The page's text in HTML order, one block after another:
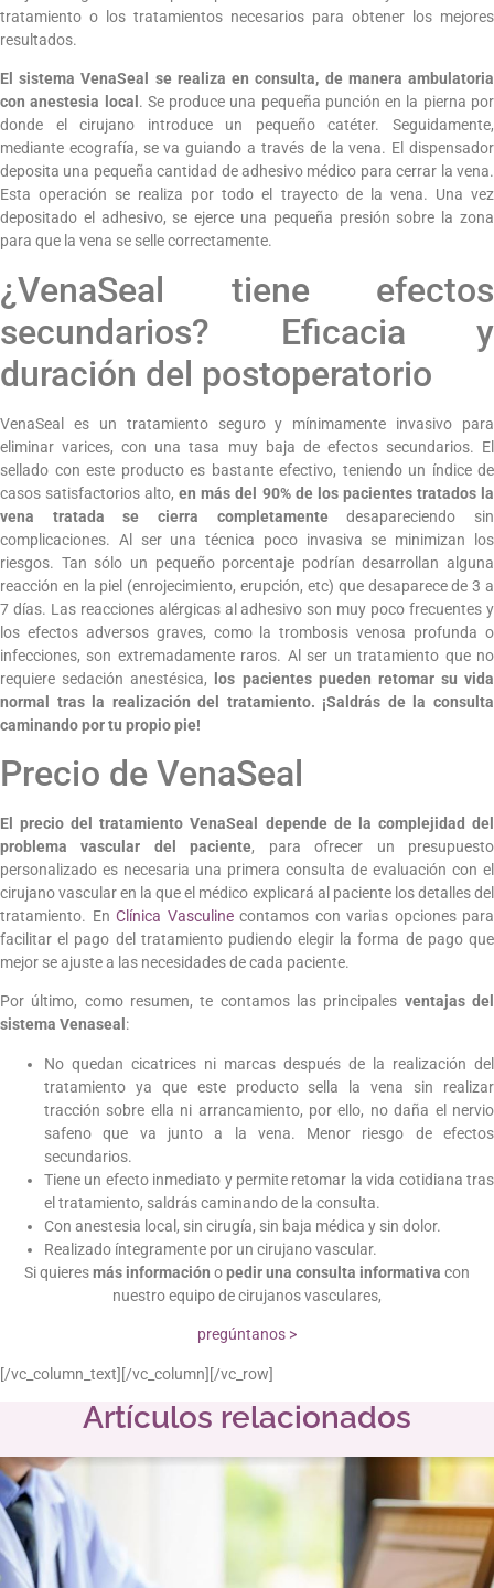
tratamiento o los tratamientos necesarios para obtener los mejores
resultados.
El sistema VenaSeal se realiza en consulta, de manera ambulatoria
con anestesia local . Se produce una pequeña punción en la pierna por
donde el cirujano introduce un pequeño catéter. Seguidamente,
mediante ecografía, se va guiando a través de la vena. El dispensador
deposita una pequeña cantidad de adhesivo médico para cerrar la vena.
Esta operación se realiza por todo el trayecto de la vena. Una vez
depositado el adhesivo, se ejerce una pequeña presión sobre la zona
para que la vena se selle correctamente.
¿VenaSeal tiene efectos
secundarios? Eficacia y
duración del postoperatorio
VenaSeal es un tratamiento seguro y mínimamente invasivo para
eliminar varices, con una tasa muy baja de efectos secundarios. El
sellado con este producto es bastante efectivo, teniendo un índice de
casos satisfactorios alto,en más del 90% de los pacientes tratados la
vena tratada se cierra completamentedesapareciendo sin
complicaciones. Al ser una técnica poco invasiva se minimizan los
riesgos. Tan sólo un pequeño porcentaje podrían desarrollan alguna
reacción en la piel (enrojecimiento, erupción, etc) que desaparece de 3 a
7 días. Las reacciones alérgicas al adhesivo son muy poco frecuentes y
los efectos adversos graves, como la trombosis venosa profunda o
infecciones, son extremadamente raros. Al ser un tratamiento que no
requiere sedación anestésica, los pacientes pueden retomar su vida
normal tras la realización del tratamiento. ¡Saldrás de la consulta
caminando por tu propio pie!
Precio de VenaSeal
El precio del tratamiento VenaSeal depende de la complejidad del
problema vascular del paciente, para ofrecer un presupuesto
personalizado es necesaria una primera consulta de evaluación con el
cirujano vascular en la que el médico explicará al paciente los detalles del
tratamiento. En Clínica Vasculinecontamos con varias opciones para
facilitar el pago del tratamiento pudiendo elegir la forma de pago que
mejor se ajuste a las necesidades de cada paciente.
Por último, como resumen, te contamos las principales ventajas del
sistema Venaseal :
No quedan cicatrices ni marcas después de la realización del
tratamiento ya que este producto sella la vena sin realizar
tracción sobre ella ni arrancamiento, por ello, no daña el nervio
safeno que va junto a la vena. Menor riesgo de efectos
secundarios.
Tiene un efecto inmediato y permite retomar la vida cotidiana tras
el tratamiento, saldrás caminando de la consulta.
Con anestesia local, sin cirugía, sin baja médica y sin dolor.
Realizado íntegramente por un cirujano vascular.
Si quieresmás información opedir una consulta informativa con
nuestro equipo de cirujanos vasculares,
pregúntanos >
[/vc_column_text][/vc_column][/vc_row]
Artículos relacionados